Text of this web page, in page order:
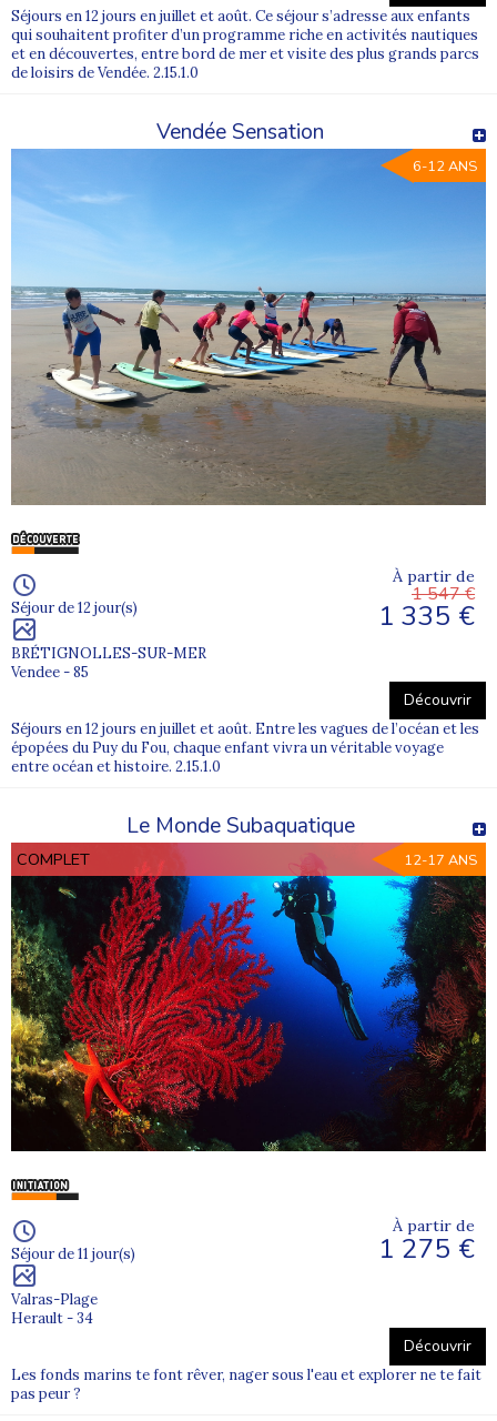
Séjours en 12 jours en juillet et août. Ce séjour s’adresse aux enfants
qui souhaitent profiter d’un programme riche en activités nautiques
et en découvertes, entre bord de mer et visite des plus grands parcs
de loisirs de Vendée. 2.15.1.0
Vendée Sensation
6-12 ANS
Séjour de 12 jour(s)
BRÉTIGNOLLES-SUR-MER
Vendee - 85
À partir de
1 547 €
1 335 €
Découvrir
Séjours en 12 jours en juillet et août. Entre les vagues de l’océan et les
épopées du Puy du Fou, chaque enfant vivra un véritable voyage
entre océan et histoire. 2.15.1.0
Le Monde Subaquatique
COMPLET 12-17 ANS
Séjour de 11 jour(s)
Valras-Plage
Herault - 34
À partir de
1 275 €
Découvrir
Les fonds marins te font rêver, nager sous l'eau et explorer ne te fait
pas peur ?